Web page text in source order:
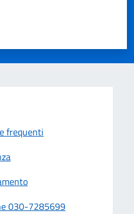
su 5
5
frequenti
030-7285699